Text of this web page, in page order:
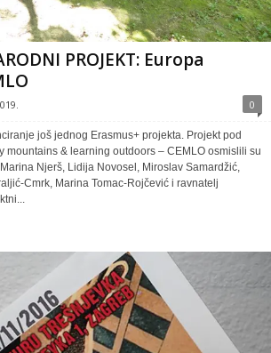
PROJEKT: Europa
0
još jednog Erasmus+ projekta. Projekt pod
mountains & learning outdoors – CEMLO osmislili su
Njerš, Lidija Novosel, Miroslav Samardžić,
Cmrk, Marina Tomac-Rojčević i ravnatelj